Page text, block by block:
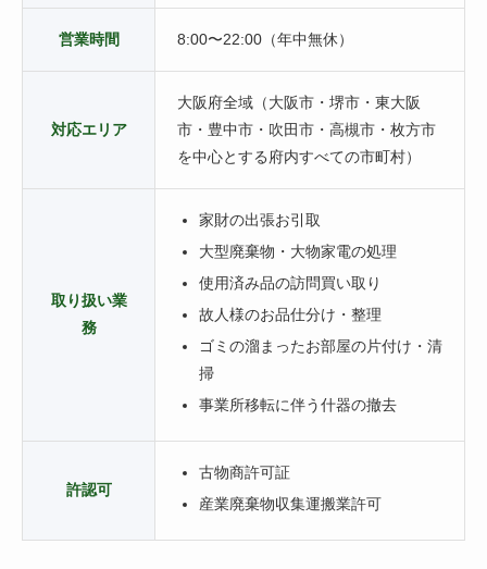
営業時間 8:00〜22:00（年中無休）
対応エリア
大阪府全域（大阪市・堺市・東大阪
市・豊中市・吹田市・高槻市・枚方市
を中心とする府内すべての市町村）
取り扱い業
務
家財の出張お引取
大型廃棄物・大物家電の処理
使用済み品の訪問買い取り
故人様のお品仕分け・整理
ゴミの溜まったお部屋の片付け・清
掃
事業所移転に伴う什器の撤去
許認可
古物商許可証
産業廃棄物収集運搬業許可